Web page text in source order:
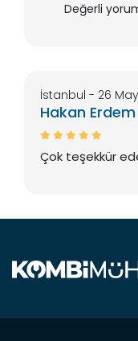
Değerli
İstanbul - 26
Hakan Erdem
Çok teşekkür